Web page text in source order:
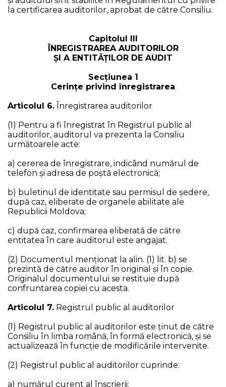
la certificarea auditorilor, aprobat de către Consiliu.
Capitolul III
ÎNREGISTRAREA AUDITORILOR
ȘI A ENTITĂȚILOR DE AUDIT
Secţiunea 1
Cerinţe privind înregistrarea
Articolul 6. Înregistrarea auditorilor
(1) Pentru a fi înregistrat în Registrul public al
auditorilor, auditorul va prezenta la Consiliu
următoarele acte:
a) cererea de înregistrare, indicând numărul de
telefon și adresa de poștă electronică;
b) buletinul de identitate sau permisul de şedere,
după caz, eliberate de organele abilitate ale
Republicii Moldova;
c) după caz, confirmarea eliberată de către
entitatea în care auditorul este angajat.
(2) Documentul menționat la alin. (1) lit. b) se
prezintă de către auditor în original și în copie.
Originalul documentului se restituie după
confruntarea copiei cu acesta.
Articolul 7. Registrul public al auditorilor
(1) Registrul public al auditorilor este ţinut de către
Consiliu în limba română, în formă electronică, şi se
actualizează în funcţie de modificările intervenite.
(2) Registrul public al auditorilor cuprinde:
a) numărul curent al înscrierii;